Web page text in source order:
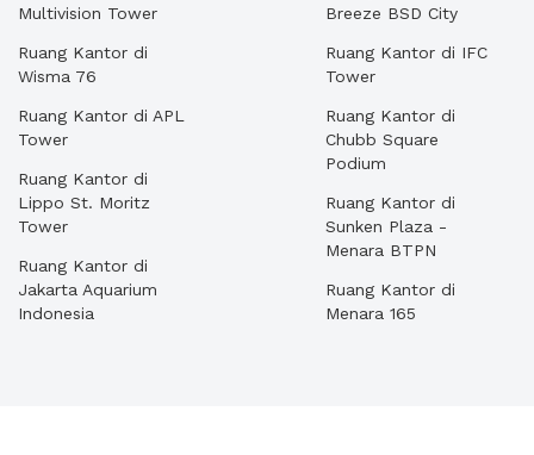
Multivision Tower
Ruang Kantor di
Wisma 76
Ruang Kantor di APL
Tower
Ruang Kantor di
Lippo St. Moritz
Tower
Ruang Kantor di
Jakarta Aquarium
Indonesia
Breeze BSD City
Ruang Kantor di IFC
Tower
Ruang Kantor di
Chubb Square
Podium
Ruang Kantor di
Sunken Plaza -
Menara BTPN
Ruang Kantor di
Menara 165